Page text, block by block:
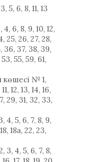
6, 8, 11, 13
6, 8, 9, 10, 12,
25, 26, 27, 28,
36, 37, 38, 39,
55, 59, 61,
№ 1,
12, 13, 14, 16,
29, 31, 32, 33,
4, 5, 6, 7, 8, 9,
18, 18а, 22, 23,
4, 5, 6, 7, 8,